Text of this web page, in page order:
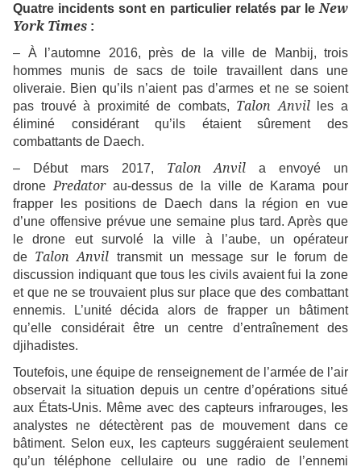
Quatre incidents sont en particulier relatés par le New
York Times :
– À l’automne 2016, près de la ville de Manbij, trois
hommes munis de sacs de toile travaillent dans une
oliveraie. Bien qu’ils n’aient pas d’armes et ne se soient
pas trouvé à proximité de combats, Talon Anvilles a
éliminé considérant qu’ils étaient sûrement des
combattants de Daech.
– Début mars 2017, Talon Anvil a envoyé un
drone Predatorau-dessus de la ville de Karama pour
frapper les positions de Daech dans la région en vue
d’une offensive prévue une semaine plus tard. Après que
le drone eut survolé la ville à l’aube, un opérateur
de Talon Anvil transmit un message sur le forum de
discussion indiquant que tous les civils avaient fui la zone
et que ne se trouvaient plus sur place que des combattant
ennemis. L’unité décida alors de frapper un bâtiment
qu’elle considérait être un centre d’entraînement des
djihadistes.
Toutefois, une équipe de renseignement de l’armée de l’air
observait la situation depuis un centre d’opérations situé
aux États-Unis. Même avec des capteurs infrarouges, les
analystes ne détectèrent pas de mouvement dans ce
bâtiment. Selon eux, les capteurs suggéraient seulement
qu’un téléphone cellulaire ou une radio de l’ennemi